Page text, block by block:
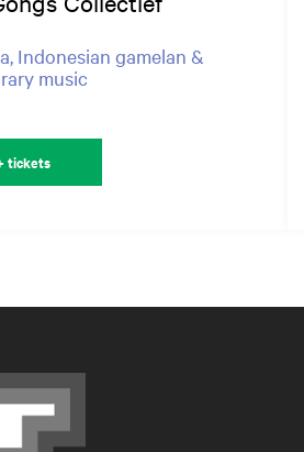
Indonesian gamelan &
music
tickets